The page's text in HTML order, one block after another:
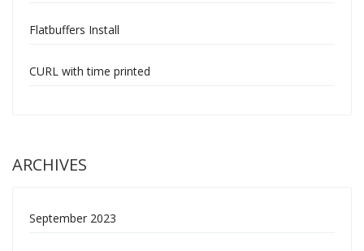
Flatbuffers Install
CURL with time printed
ARCHIVES
September 2023